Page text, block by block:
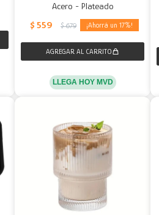
Acero - Plateado
$ 559 $ 679 17
LLEGA HOY MVD